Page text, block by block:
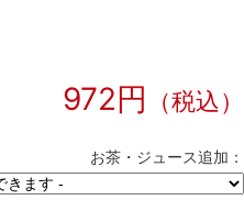
972円
（税込）
お茶・ジュース追加：